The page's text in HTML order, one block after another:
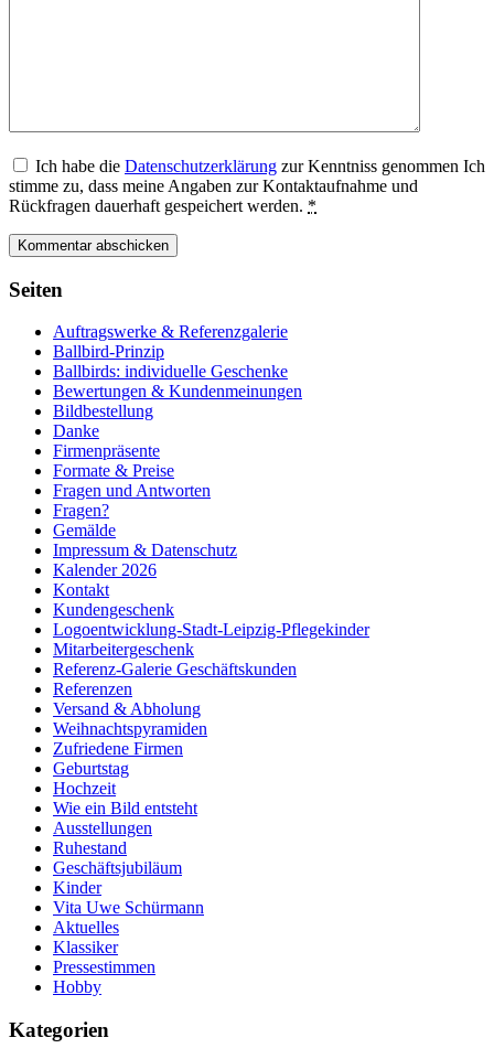
Ich habe die Datenschutzerklärung zur Kenntniss genommen Ich
stimme zu, dass meine Angaben zur Kontaktaufnahme und
Rückfragen dauerhaft gespeichert werden. *
Seiten
Auftragswerke & Referenzgalerie
Ballbird-Prinzip
Ballbirds: individuelle Geschenke
Bewertungen & Kundenmeinungen
Bildbestellung
Danke
Firmenpräsente
Formate & Preise
Fragen und Antworten
Fragen?
Gemälde
Impressum & Datenschutz
Kalender 2026
Kontakt
Kundengeschenk
Logoentwicklung-Stadt-Leipzig-Pflegekinder
Mitarbeitergeschenk
Referenz-Galerie Geschäftskunden
Referenzen
Versand & Abholung
Weihnachtspyramiden
Zufriedene Firmen
Geburtstag
Hochzeit
Wie ein Bild entsteht
Ausstellungen
Ruhestand
Geschäftsjubiläum
Kinder
Vita Uwe Schürmann
Aktuelles
Klassiker
Pressestimmen
Hobby
Kategorien